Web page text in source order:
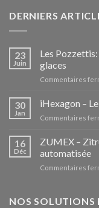
DERNIERS
23
Juin
Les
glaces
Commentaires
30
Jan
iHexagon –
Commentaires
16
Déc
ZUMEX –
automatisée
Commentaires
NOS SOLUTIONS